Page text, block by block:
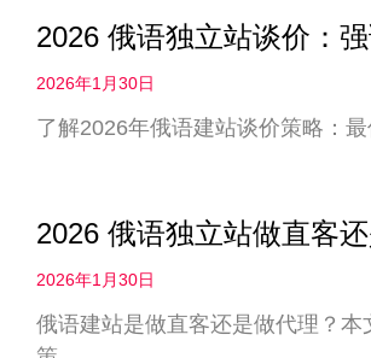
2026 俄语独立站谈价：
2026年1月30日
了解2026年俄语建站谈价策略：
2026 俄语独立站做直客
2026年1月30日
俄语建站是做直客还是做代理？